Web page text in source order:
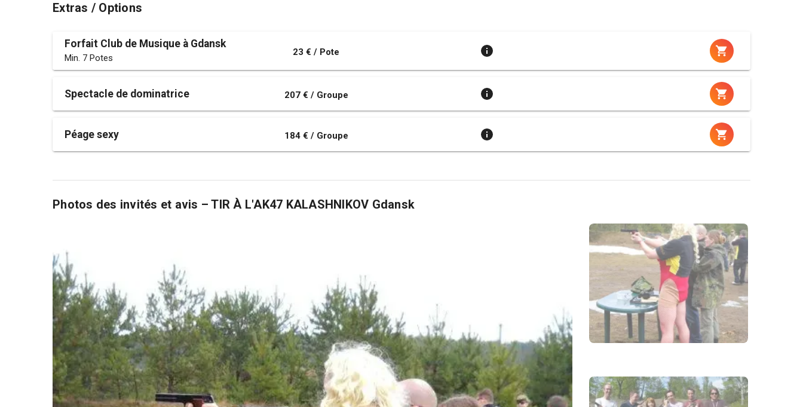
Extras / Options
Forfait Club de Musique à Gdansk
Min. 7 Potes
23 € / Pote
Spectacle de dominatrice 207 € / Groupe
Péage sexy 184 € / Groupe
Photos des invités et avis – TIR À L'AK47 KALASHNIKOV Gdansk